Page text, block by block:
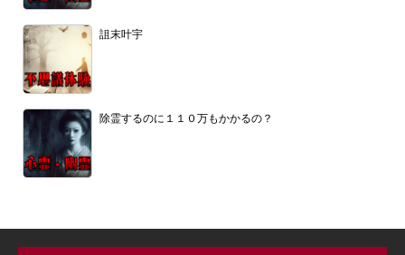
詛末叶宇
除霊するのに１１０万もかかるの？